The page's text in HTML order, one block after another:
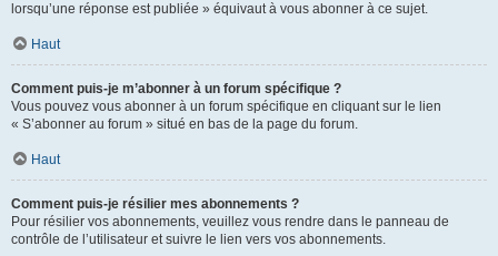
lorsqu’une réponse est publiée » équivaut à vous abonner à ce sujet.
Haut
Comment puis-je m’abonner à un forum spécifique ?
Vous pouvez vous abonner à un forum spécifique en cliquant sur le lien
« S’abonner au forum » situé en bas de la page du forum.
Haut
Comment puis-je résilier mes abonnements ?
Pour résilier vos abonnements, veuillez vous rendre dans le panneau de
contrôle de l’utilisateur et suivre le lien vers vos abonnements.